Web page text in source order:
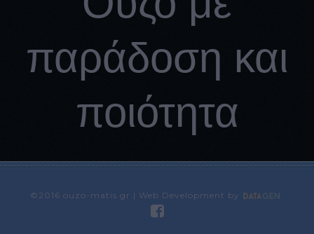
παράδοση και
ποιότητα
©2016 ouzo-matis.gr | Web Development by